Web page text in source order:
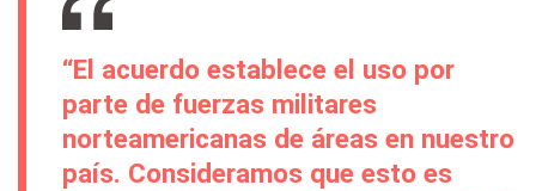
“El acuerdo establece el uso por
parte de fuerzas militares
norteamericanas de áreas en nuestro
país. Consideramos que esto es